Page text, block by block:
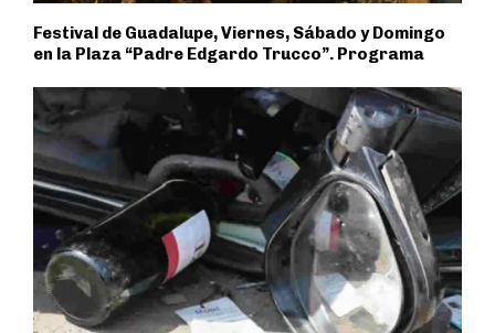
Festival de Guadalupe, Viernes, Sábado y Domingo
en la Plaza “Padre Edgardo Trucco”. Programa